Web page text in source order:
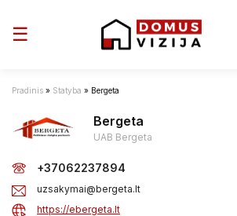
Toggle navigation
☰
Pradinis » Statyba » Bergeta
Bergeta
UAB Bergeta
+37062237894
uzsakymai@bergeta.lt
https://ebergeta.lt